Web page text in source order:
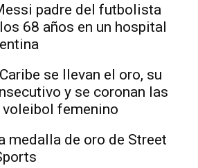
padre del futbolista
68 años en un hospital
se llevan el oro, su
y se coronan las
femenino
medalla de oro de Street